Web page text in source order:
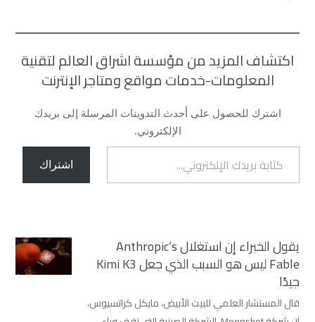
اكتشاف المزيد من مؤسسة اشراق العالم لتقنية
المعلومات-خدمات مواقع ومتاجر الإنترنت
اشترك للحصول على أحدث التدوينات المرسلة إلى بريدك
الإلكتروني.
كتابة بريدك الإلكتروني...
اشتراك
يقول الخبراء إن استغلال Anthropic’s
Fable ليس هو السبب الذي جعل Kimi K3
جيدًا
قال المستشار العلمي للبيت الأبيض، مايكل كراتسيوس،